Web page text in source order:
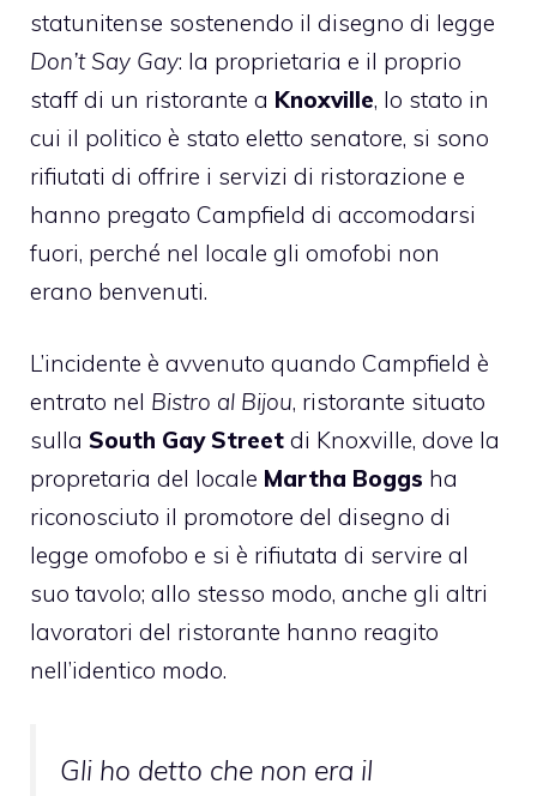
statunitense sostenendo il disegno di legge
Don’t Say Gay: la proprietaria e il proprio
staff di un ristorante a Knoxville, lo stato in
cui il politico è stato eletto senatore, si sono
rifiutati di offrire i servizi di ristorazione e
hanno pregato Campfield di accomodarsi
fuori, perché nel locale gli omofobi non
erano benvenuti.
L’incidente è avvenuto quando Campfield è
entrato nel Bistro al Bijou, ristorante situato
sulla South Gay Street di Knoxville, dove la
propretaria del locale Martha Boggs ha
riconosciuto il promotore del disegno di
legge omofobo e si è rifiutata di servire al
suo tavolo; allo stesso modo, anche gli altri
lavoratori del ristorante hanno reagito
nell’identico modo.
Gli ho detto che non era il